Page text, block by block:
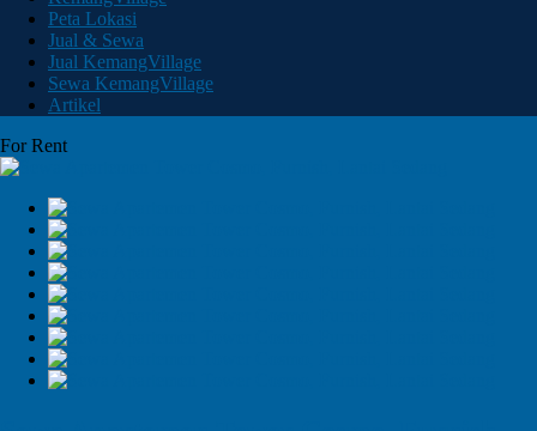
Peta Lokasi
Jual & Sewa
Jual KemangVillage
Sewa KemangVillage
Artikel
For Rent